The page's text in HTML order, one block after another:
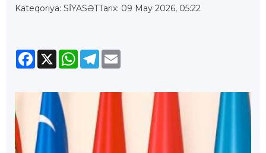
Kateqoriya: SİYASƏTTarix: 09 May 2026, 05:22
Facebook
X WhatsApp
Telegram